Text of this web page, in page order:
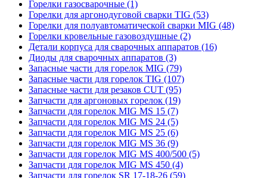
Горелки газосварочные (1)
Горелки для аргонодуговой сварки TIG (53)
Горелки для полуавтоматической сварки MIG (48)
Горелки кровельные газовоздушные (2)
Детали корпуса для сварочных аппаратов (16)
Диоды для сварочных аппаратов (3)
Запасные части для горелок MIG (79)
Запасные части для горелок TIG (107)
Запасные части для резаков CUT (95)
Запчасти для аргоновых горелок (19)
Запчасти для горелок MIG MS 15 (7)
Запчасти для горелок MIG MS 24 (5)
Запчасти для горелок MIG MS 25 (6)
Запчасти для горелок MIG MS 36 (9)
Запчасти для горелок MIG MS 400/500 (5)
Запчасти для горелок MIG MS 450 (4)
Запчасти для горелок SR 17-18-26 (59)